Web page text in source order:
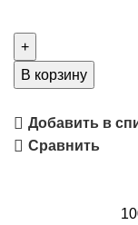
В корзину
Добавить в
Сравнить